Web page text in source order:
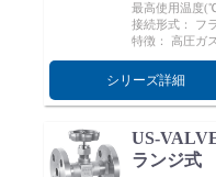
最高使用温度
接続形式： フ
特徴： 高圧ガ
シリーズ詳細
US-
ランジ式